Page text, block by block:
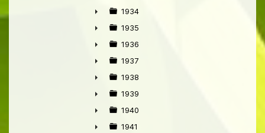
►
►
1934
►
1935
►
1936
►
1937
►
1938
►
1939
►
1940
1941